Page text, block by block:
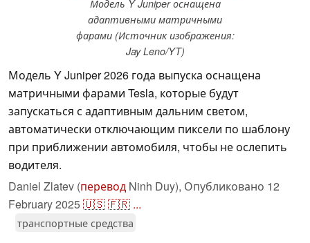
Модель Y Juniper оснащена
адаптивными матричными
фарами (Источник изображения:
Jay Leno/YT)
Модель Y Juniper 2026 года выпуска оснащена
матричными фарами Tesla, которые будут
запускаться с адаптивным дальним светом,
автоматически отключающим пиксели по шаблону
при приближении автомобиля, чтобы не ослепить
водителя.
Daniel Zlatev (перевод Ninh Duy), Опубликовано 12
February 2025🇺🇸🇫🇷 ...
транспортные средства